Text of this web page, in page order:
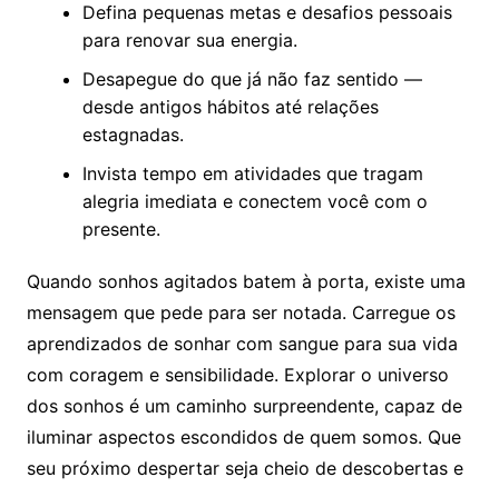
Defina pequenas metas e desafios pessoais
para renovar sua energia.
Desapegue do que já não faz sentido —
desde antigos hábitos até relações
estagnadas.
Invista tempo em atividades que tragam
alegria imediata e conectem você com o
presente.
Quando sonhos agitados batem à porta, existe uma
mensagem que pede para ser notada. Carregue os
aprendizados de sonhar com sangue para sua vida
com coragem e sensibilidade. Explorar o universo
dos sonhos é um caminho surpreendente, capaz de
iluminar aspectos escondidos de quem somos. Que
seu próximo despertar seja cheio de descobertas e